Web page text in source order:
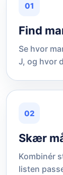
01
Find
Se hvor
J, og hvor
02
Skær
Kombinér
listen